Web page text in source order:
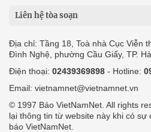
Liên hệ tòa soạn
Địa chỉ: Tầng 18, Toà nhà Cục Viễn
Đình Nghệ, phường Cầu Giấy, TP. Hà
Điện thoại: 02439369898 - Hotline:
Email: vietnamnet@vietnamnet.vn
© 1997 Báo VietNamNet. All rights
lại thông tin từ website này khi có sự
báo VietNamNet.